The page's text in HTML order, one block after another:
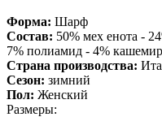
Форма: Шарф
Состав: 50% мех енота -
7% полиамид - 4% кашемир
Страна производства:
Сезон: зимний
Пол: Женский
Размеры: